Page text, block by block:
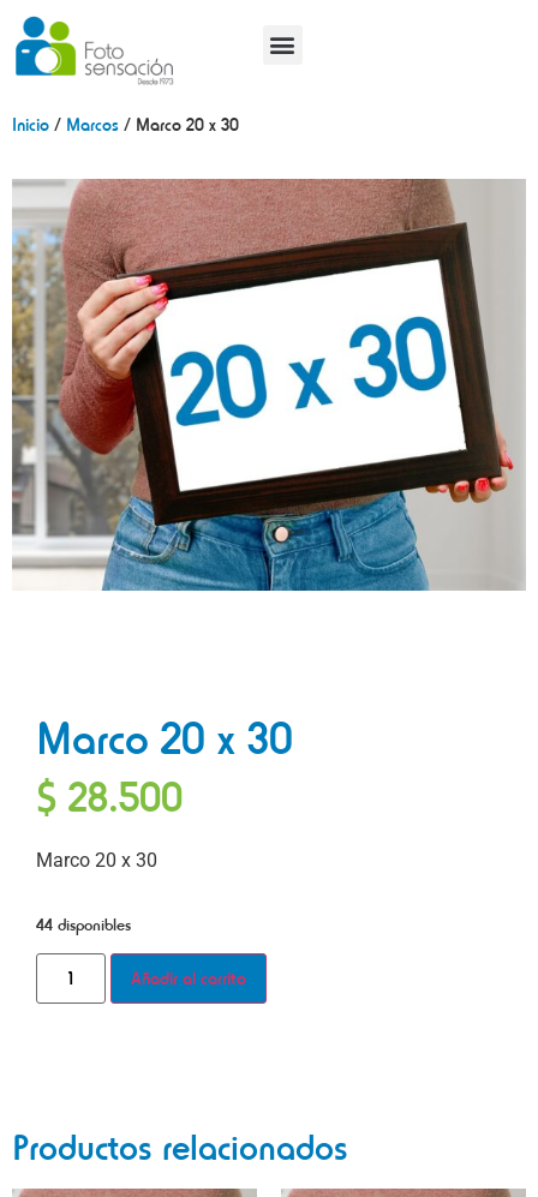
Inicio / Marcos / Marco 20 x 30
Marco 20 x 30
$ 28.500
Marco 20 x 30
44 disponibles
Añadir al carrito
Productos relacionados